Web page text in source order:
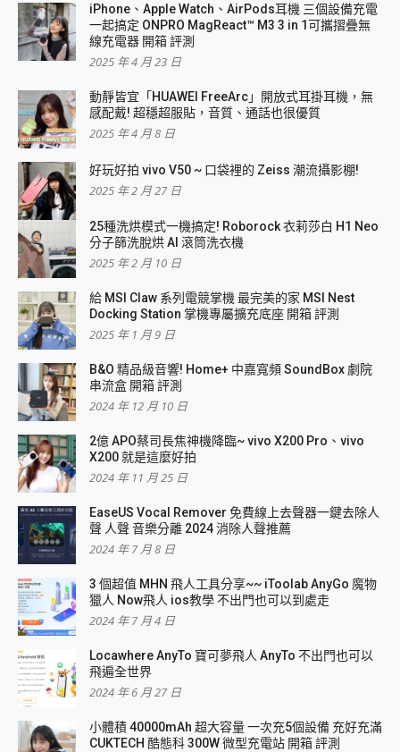
iPhone、Apple Watch、AirPods耳機 三個設備充電
一起搞定 ONPRO MagReact™ M3 3 in 1可攜摺疊無
線充電器 開箱 評測
2025 年 4 月 23 日
動靜皆宜「HUAWEI FreeArc」開放式耳掛耳機，無
感配戴! 超穩超服貼，音質、通話也很優質
2025 年 4 月 8 日
好玩好拍 vivo V50 ~ 口袋裡的 Zeiss 潮流攝影棚!
2025 年 2 月 27 日
25種洗烘模式一機搞定! Roborock 衣莉莎白 H1 Neo
分子篩洗脫烘 AI 滾筒洗衣機
2025 年 2 月 10 日
給 MSI Claw 系列電競掌機 最完美的家 MSI Nest
Docking Station 掌機專屬擴充底座 開箱 評測
2025 年 1 月 9 日
B&O 精品級音響! Home+ 中嘉寬頻 SoundBox 劇院
串流盒 開箱 評測
2024 年 12 月 10 日
2億 APO蔡司長焦神機降臨~ vivo X200 Pro、vivo
X200 就是這麼好拍
2024 年 11 月 25 日
EaseUS Vocal Remover 免費線上去聲器一鍵去除人
聲 人聲 音樂分離 2024 消除人聲推薦
2024 年 7 月 8 日
3 個超值 MHN 飛人工具分享~~ iToolab AnyGo 魔物
獵人 Now飛人 ios教學 不出門也可以到處走
2024 年 7 月 4 日
Locawhere AnyTo 寶可夢飛人 AnyTo 不出門也可以
飛遍全世界
2024 年 6 月 27 日
小體積 40000mAh 超大容量 一次充5個設備 充好充滿
CUKTECH 酷態科 300W 微型充電站 開箱 評測